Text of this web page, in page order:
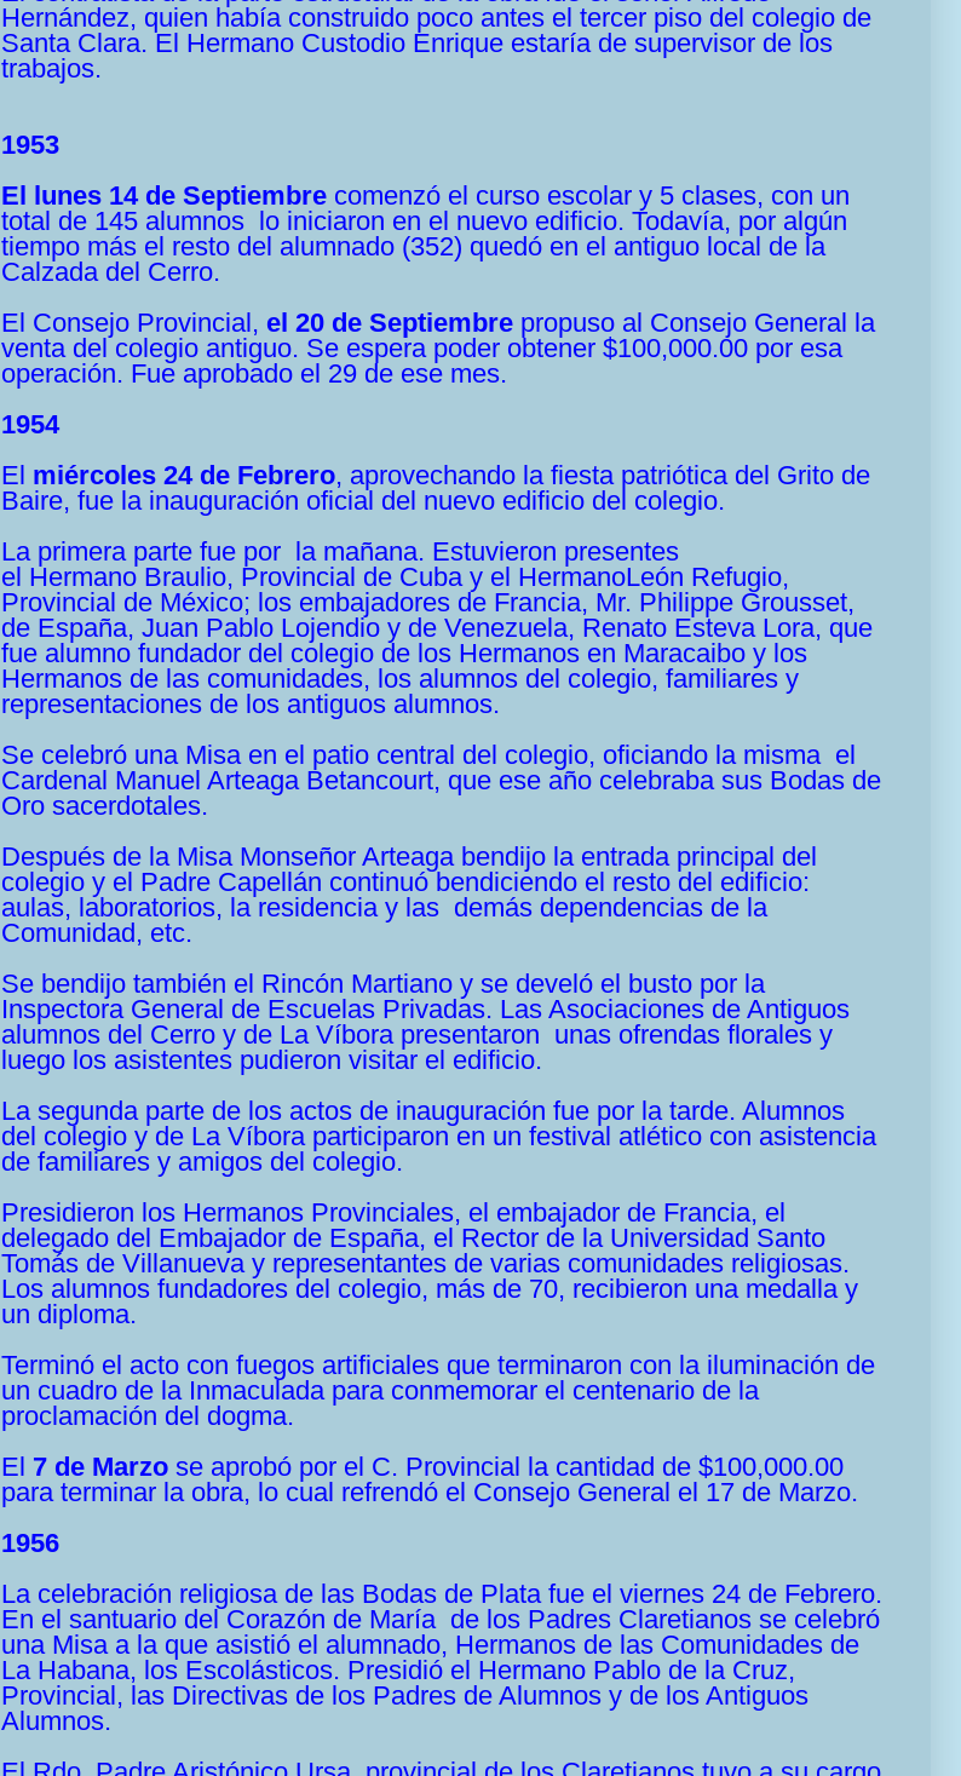
Hernández, quien había construido poco antes el tercer piso del colegio de
Santa Clara. El Hermano Custodio Enrique estaría de supervisor de los
trabajos.
1953
El lunes 14 de Septiembre comenzó el curso escolar y 5 clases, con un
total de 145 alumnos lo iniciaron en el nuevo edificio. Todavía, por algún
tiempo más el resto del alumnado (352) quedó en el antiguo local de la
Calzada del Cerro.
El Consejo Provincial, el 20 de Septiembre propuso al Consejo General la
venta del colegio antiguo. Se espera poder obtener $100,000.00 por esa
operación. Fue aprobado el 29 de ese mes.
1954
El miércoles 24 de Febrero, aprovechando la fiesta patriótica del Grito de
Baire, fue la inauguración oficial del nuevo edificio del colegio.
La primera parte fue por la mañana. Estuvieron presentes
el HermanoBraulio, Provincial de Cuba y el HermanoLeón Refugio,
Provincial de México; los embajadores de Francia, Mr. Philippe Grousset,
de España, Juan Pablo Lojendio y de Venezuela, Renato Esteva Lora, que
fue alumno fundador del colegio de los Hermanos en Maracaibo y los
Hermanos de las comunidades, los alumnos del colegio, familiares y
representaciones de los antiguos alumnos.
Se celebró una Misa en el patio central del colegio, oficiando la misma el
Cardenal Manuel Arteaga Betancourt, que ese año celebraba sus Bodas de
Oro sacerdotales.
Después de la Misa Monseñor Arteaga bendijo la entrada principal del
colegio y el Padre Capellán continuó bendiciendo el resto del edificio:
aulas, laboratorios, la residencia y las demás dependencias de la
Comunidad, etc.
Se bendijo también el Rincón Martiano y se develó el busto por la
Inspectora General de Escuelas Privadas. Las Asociaciones de Antiguos
alumnos del Cerro y de La Víbora presentaron unas ofrendas florales y
luego los asistentes pudieron visitar el edificio.
La segunda parte de los actos de inauguración fue por la tarde. Alumnos
del colegio y de La Víbora participaron en un festival atlético con asistencia
de familiares y amigos del colegio.
Presidieron los Hermanos Provinciales, el embajador de Francia, el
delegado del Embajador de España, el Rector de la Universidad Santo
Tomás de Villanueva y representantes de varias comunidades religiosas.
Los alumnos fundadores del colegio, más de 70, recibieron una medalla y
un diploma.
Terminó el acto con fuegos artificiales que terminaron con la iluminación de
un cuadro de la Inmaculada para conmemorar el centenario de la
proclamación del dogma.
El 7 de Marzo se aprobó por el C. Provincial la cantidad de $100,000.00
para terminar la obra, lo cual refrendó el Consejo General el 17 de Marzo.
1956
La celebración religiosa de las Bodas de Plata fue el viernes 24 de Febrero.
En el santuario del Corazón de María de los Padres Claretianos se celebró
una Misa a la que asistió el alumnado, Hermanos de las Comunidades de
La Habana, los Escolásticos. Presidió el Hermano Pablo de la Cruz,
Provincial, las Directivas de los Padres de Alumnos y de los Antiguos
Alumnos.